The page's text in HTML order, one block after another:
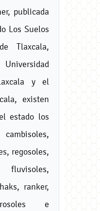
publicada
Los Suelos
Tlaxcala,
y el
existen
estado los
regosoles,
ranker,
e